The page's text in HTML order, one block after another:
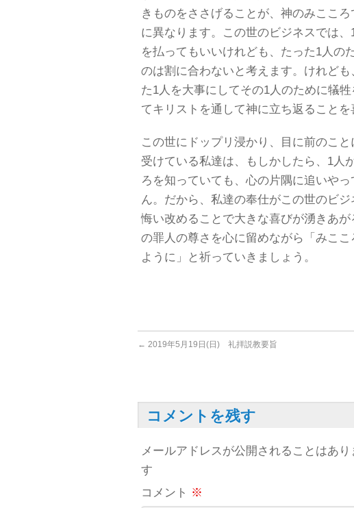
きものをささげることが、神のみここ
に異なります。この世のビジネスでは
を払ってもいいけれども、たった1人の
のは割に合わないと考えます。けれど
た1人を大事にしてその1人のために犠
てキリストを通して神に立ち返ることを
この世にドップリ浸かり、目に前のこ
受けている私達は、もしかしたら、1人
ろを知っていても、心の片隅に追いや
ん。だから、私達の奉仕がこの世のビ
悔い改めることで大きな喜びが湧きあ
の罪人の尊さを心に留めながら「みこ
ように」と祈っていきましょう。
← 2019年5月19日(日) 礼拝説教要旨
コメントを残す
メールアドレスが公開されることはあり
す
コメント ※